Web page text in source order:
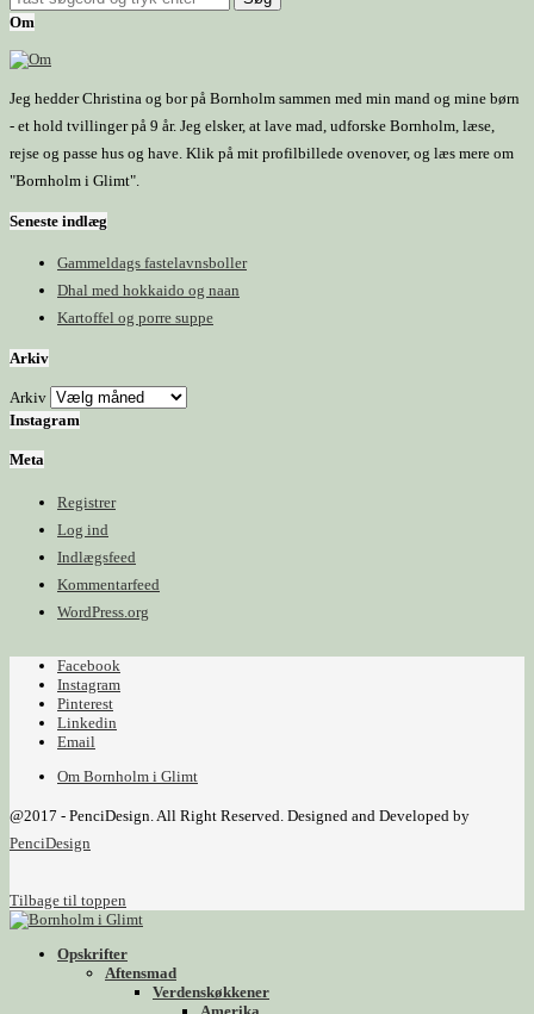
Om
Jeg hedder Christina og bor på Bornholm sammen med min mand og mine børn
- et hold tvillinger på 9 år. Jeg elsker, at lave mad, udforske Bornholm, læse,
rejse og passe hus og have. Klik på mit profilbillede ovenover, og læs mere om
"Bornholm i Glimt".
Seneste indlæg
Gammeldags fastelavnsboller
Dhal med hokkaido og naan
Kartoffel og porre suppe
Arkiv
Arkiv
Instagram
Meta
Registrer
Log ind
Indlægsfeed
Kommentarfeed
WordPress.org
Facebook
Instagram
Pinterest
Linkedin
Email
Om Bornholm i Glimt
@2017 - PenciDesign. All Right Reserved. Designed and Developed by
PenciDesign
Tilbage til toppen
Opskrifter
Aftensmad
Verdenskøkkener